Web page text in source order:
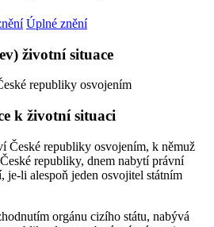
Úplné znění
životní situace
republiky osvojením
k životní situaci
České republiky osvojením, k němuž
republiky, dnem nabytí právní
je-li alespoň jeden osvojitel státním
orgánu cizího státu, nabývá